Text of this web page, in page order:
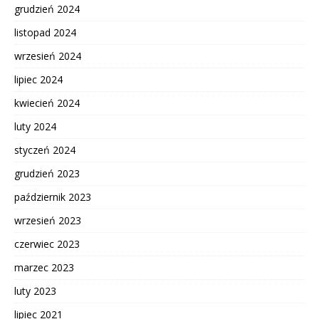
grudzień 2024
listopad 2024
wrzesień 2024
lipiec 2024
kwiecień 2024
luty 2024
styczeń 2024
grudzień 2023
październik 2023
wrzesień 2023
czerwiec 2023
marzec 2023
luty 2023
lipiec 2021